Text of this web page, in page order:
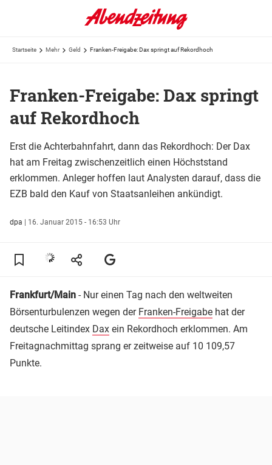
Startseite Mehr Geld Franken-Freigabe: Dax springt auf Rekordhoch
Franken-Freigabe: Dax springt
auf Rekordhoch
Erst die Achterbahnfahrt, dann das Rekordhoch: Der Dax
hat am Freitag zwischenzeitlich einen Höchststand
erklommen. Anleger hoffen laut Analysten darauf, dass die
EZB bald den Kauf von Staatsanleihen ankündigt.
dpa | 16. Januar 2015 - 16:53 Uhr
Frankfurt/Main - Nur einen Tag nach den weltweiten
Börsenturbulenzen wegen der Franken-Freigabe hat der
deutsche Leitindex Dax ein Rekordhoch erklommen. Am
Freitagnachmittag sprang er zeitweise auf 10 109,57
Punkte.